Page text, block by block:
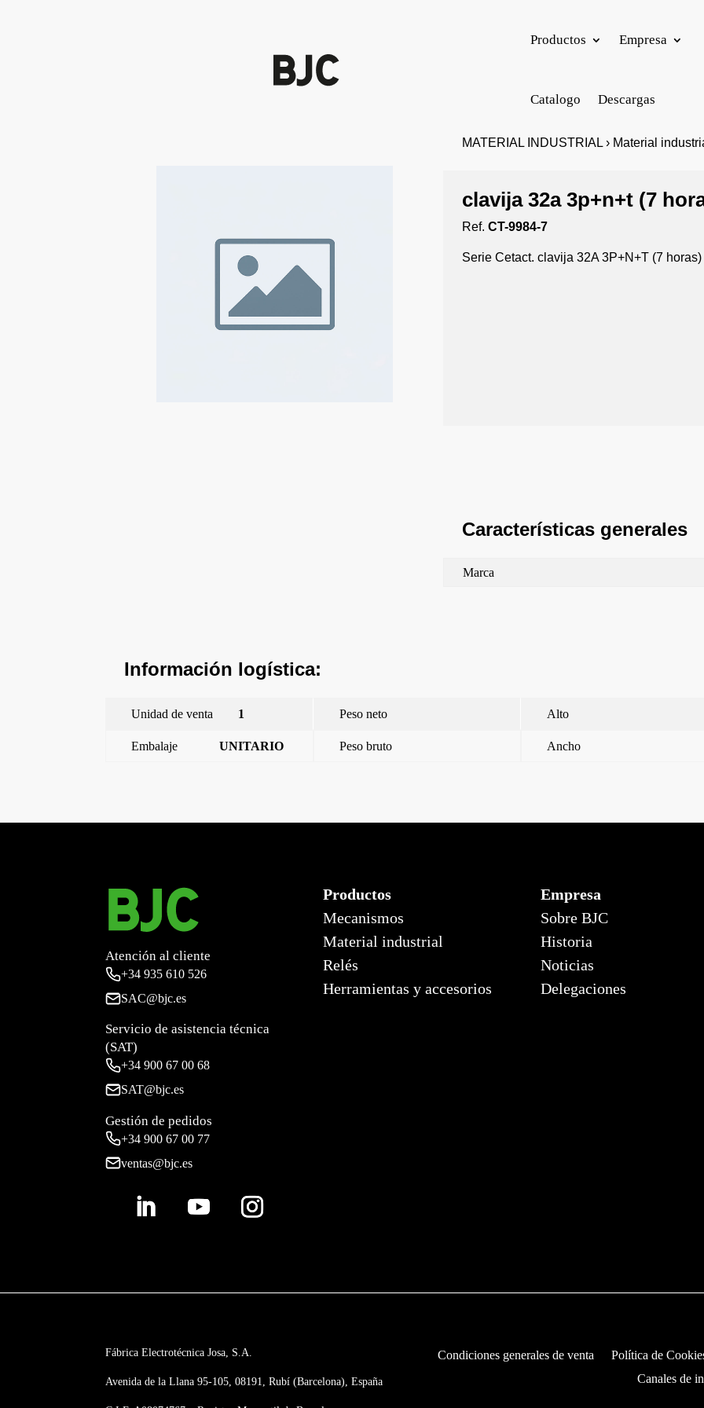
Productos Empresa
Catalogo Descargas
MATERIAL INDUSTRIAL › Material
clavija 32a 3p+n+t (7
Ref.CT-9984-7
Serie Cetact. clavija 32A 3P+N+T (7 horas)
Características generales
Marca
Información logística:
Unidad de venta 1 Peso neto Alto
Embalaje UNITARIO Peso bruto Ancho
Atención al cliente
+34935 610 526
SAC@bjc.es
Servicio de asistencia técnica
(SAT)
+34900 67 00 68
SAT@bjc.es
Gestión de pedidos
+34 900 67 00 77
ventas@bjc.es
Productos
Mecanismos
Material industrial
Relés
Herramientas y accesorios
Empresa
Sobre BJC
Historia
Noticias
Delegaciones
Fábrica Electrotécnica Josa, S.A.
Avenida de la Llana 95-105, 08191, Rubí (Barcelona), España
Condiciones generales de venta
Política de
Canales de